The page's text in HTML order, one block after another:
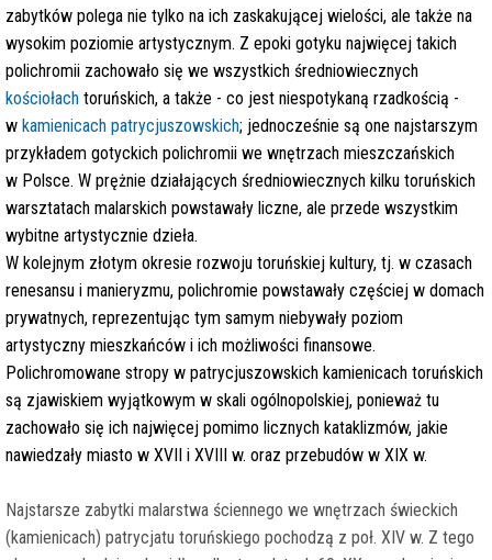
zabytków polega nie tylko na ich zaskakującej wielości, ale także na
wysokim poziomie artystycznym. Z epoki gotyku najwięcej takich
polichromii zachowało się we wszystkich średniowiecznych
kościołach toruńskich, a także - co jest niespotykaną rzadkością -
w kamienicach patrycjuszowskich; jednocześnie są one najstarszym
przykładem gotyckich polichromii we wnętrzach mieszczańskich
w Polsce. W prężnie działających średniowiecznych kilku toruńskich
warsztatach malarskich powstawały liczne, ale przede wszystkim
wybitne artystycznie dzieła.
W kolejnym złotym okresie rozwoju toruńskiej kultury, tj. w czasach
renesansu i manieryzmu, polichromie powstawały częściej w domach
prywatnych, reprezentując tym samym niebywały poziom
artystyczny mieszkańców i ich możliwości finansowe.
Polichromowane stropy w patrycjuszowskich kamienicach toruńskich
są zjawiskiem wyjątkowym w skali ogólnopolskiej, ponieważ tu
zachowało się ich najwięcej pomimo licznych kataklizmów, jakie
nawiedzały miasto w XVII i XVIII w. oraz przebudów w XIX w.
Najstarsze zabytki malarstwa ściennego we wnętrzach świeckich
(kamienicach) patrycjatu toruńskiego pochodzą z poł. XIV w. Z tego